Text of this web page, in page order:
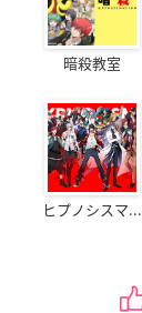
暗殺教室
ヒプノシスマ...